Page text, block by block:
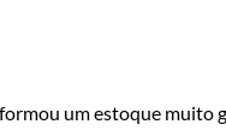
um estoque muito